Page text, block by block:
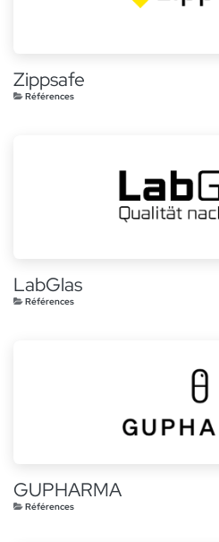
Zippsafe
Références
LabGlas
Références
GUPHARMA
Références